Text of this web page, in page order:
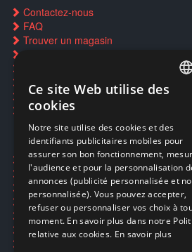
Contactez-nous
FAQ
Trouver un magasin
Restauration CD griffés
Réparations & SAV
Smartpoints
Ecogaming
Expédition & retours
Confidentialité
Conditions générales
EA Sport UFC 6
Call of Duty: Modern Warfare 4
Rachat et revente de jeux en cash
Ce site Web utilise des
cookies
Notre site utilise des cookies et des
identifiants publicitaires mobiles pour
assurer son bon fonctionnement,
l'audience et pour la personnalisation
annonces (publicité personnalisée et
personnalisée). Vous pouvez accepter,
refuser ou personnaliser vos choix à
moment. En savoir plus dans notre
relative aux cookies. En savoir plus